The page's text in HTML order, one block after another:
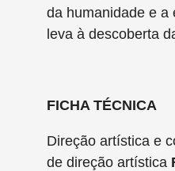
da humanidade e a
leva à descoberta
FICHA TÉCNICA
Direção artística e
de direção artística